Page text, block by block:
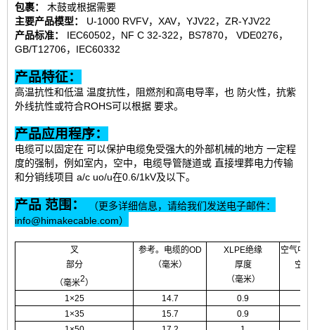
包裹：
木鼓或根据需要
主要产品模型： U-1000 RVFV，XAV，YJV22，ZR-YJV22
产品标准： IEC60502，NF C 32-322，BS7870， VDE0276，
GB/T12706，IEC60332
产品特征：
高温抗性和低温 温度抗性，阻燃剂和高电导率，也 防火性，抗紫
外线抗性或符合ROHS可以根据 要求。
产品应用程序：
电缆可以固定在 可以保护电缆免受强大的外部机械的地方 一定程
度的强制，例如室内，空中，电缆导管隧道或 直接埋葬电力传输
和分销线项目 a/c uo/u在0.6/1kV及以下。
产品 范围：
（更多详细信息，请给我们发送电子邮件：
info@himakecable.com）
叉
部分
（毫米2）
参考。电缆的OD
（毫米）
XLPE绝缘
厚度
（毫米）
空气中
空（
1×25 14.7 0.9
1×35
15.7 0.9